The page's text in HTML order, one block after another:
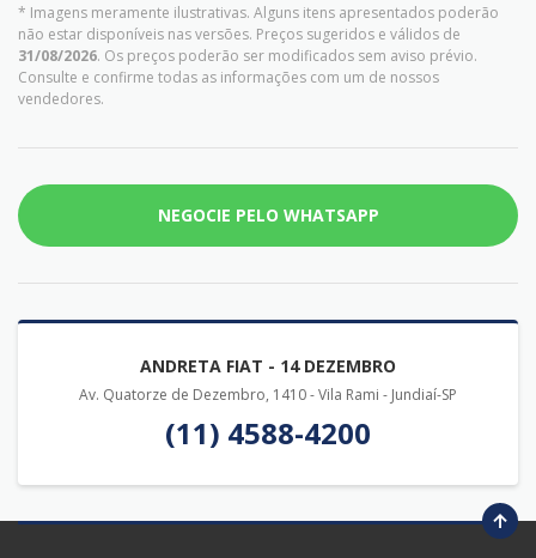
* Imagens meramente ilustrativas. Alguns itens apresentados poderão
não estar disponíveis nas versões. Preços sugeridos e válidos de
31/08/2026. Os preços poderão ser modificados sem aviso prévio.
Consulte e confirme todas as informações com um de nossos
vendedores.
NEGOCIE PELO WHATSAPP
ANDRETA FIAT - 14 DEZEMBRO
Av. Quatorze de Dezembro, 1410 - Vila Rami - Jundiaí-SP
(11) 4588-4200